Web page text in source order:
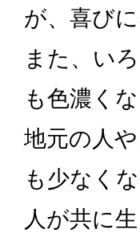
が、喜びに
また、い
も色濃く
地元の人
も少なく
人が共に